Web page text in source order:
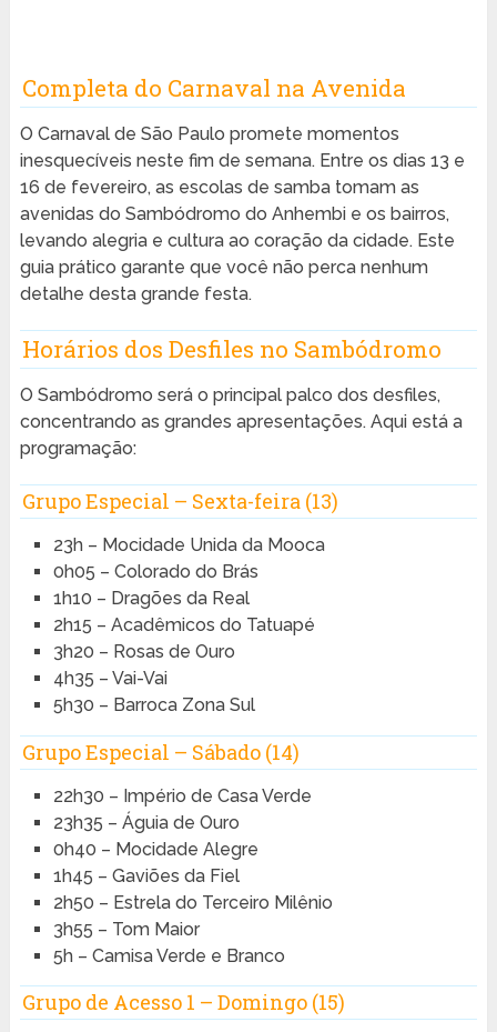
Completa do Carnaval na Avenida
O Carnaval de São Paulo promete momentos
inesquecíveis neste fim de semana. Entre os dias 13 e
16 de fevereiro, as escolas de samba tomam as
avenidas do Sambódromo do Anhembi e os bairros,
levando alegria e cultura ao coração da cidade. Este
guia prático garante que você não perca nenhum
detalhe desta grande festa.
Horários dos Desfiles no Sambódromo
O Sambódromo será o principal palco dos desfiles,
concentrando as grandes apresentações. Aqui está a
programação:
Grupo Especial – Sexta-feira (13)
23h – Mocidade Unida da Mooca
0h05 – Colorado do Brás
1h10 – Dragões da Real
2h15 – Acadêmicos do Tatuapé
3h20 – Rosas de Ouro
4h35 – Vai-Vai
5h30 – Barroca Zona Sul
Grupo Especial – Sábado (14)
22h30 – Império de Casa Verde
23h35 – Águia de Ouro
0h40 – Mocidade Alegre
1h45 – Gaviões da Fiel
2h50 – Estrela do Terceiro Milênio
3h55 – Tom Maior
5h – Camisa Verde e Branco
Grupo de Acesso 1 – Domingo (15)